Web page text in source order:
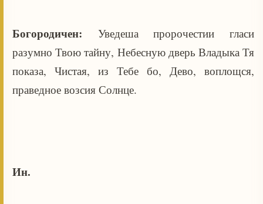
Богородичен: Уведеша пророчестии гласи
разумно Твою тайну, Небесную дверь Владыка Тя
показа, Чистая, из Тебе бо, Дево, воплощся,
праведное возсия Солнце.
Ин.